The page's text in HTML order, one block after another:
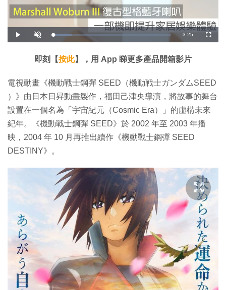
播
放
開
啟
載
入
:
1
0
%
剩
時
間
-3:25
全
螢
即刻【按此】，用 App 睇更多產品開箱影片
電視動畫《機動戰士鋼彈 SEED（機動戦士ガンダムSEED
）》由日本日昇動畫製作，福田己津央導演，將故事的舞台
設置在一個名為「宇宙紀元（Cosmic Era）」的虛構未來
紀年。《機動戰士鋼彈 SEED》於 2002 年至 2003 年播
映，2004 年 10 月再推出續作《機動戰士鋼彈 SEED
DESTINY》。